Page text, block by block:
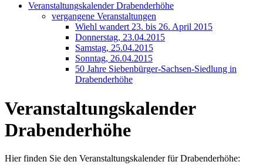
Veranstaltungskalender Drabenderhöhe
vergangene Veranstaltungen
Wiehl wandert 23. bis 26. April 2015
Donnerstag, 23.04.2015
Samstag, 25.04.2015
Sonntag, 26.04.2015
50 Jahre Siebenbürger-Sachsen-Siedlung in
Drabenderhöhe
Veranstaltungskalender
Drabenderhöhe
Hier finden Sie den Veranstaltungskalender für Drabenderhöhe: